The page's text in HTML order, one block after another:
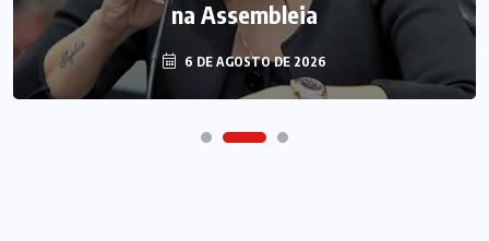
na Assembleia
6 DE AGOSTO DE 2026